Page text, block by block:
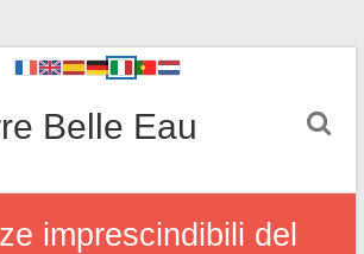
Belle Eau
imprescindibili del